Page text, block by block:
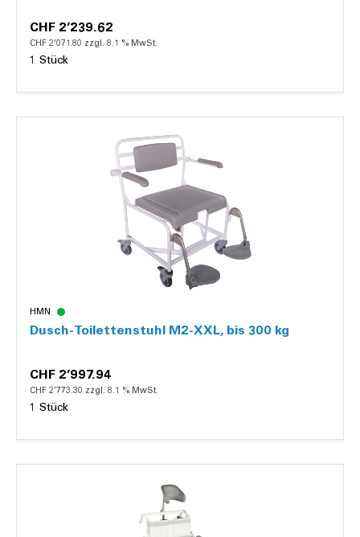
CHF 2’239.62
CHF 2’071.80 zzgl. 8.1 % MwSt.
1 Stück
Nicht verfügbar
HMN
Dusch-Toilettenstuhl M2-XXL, bis 300 kg
CHF 2’997.94
CHF 2’773.30 zzgl. 8.1 % MwSt.
1 Stück
Details